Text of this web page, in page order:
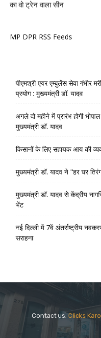
का वो ट्रेन वाला सीन
MP DPR RSS Feeds
पीएमश्री एयर एम्बुलेंस सेवा गंभीर
प्रयोग : मुख्यमंत्री डॉ. यादव
अगले दो महीने में प्रारंभ होगी
मुख्यमंत्री डॉ. यादव
किसानों के लिए सहायक आय की
मुख्यमंत्री डॉ. यादव ने "हर घर
मुख्यमंत्री डॉ. यादव से केंद्रीय
भेंट
नई दिल्ली में 7वें अंतर्राष्ट्रीय
सराहना
Contact us: Clicks